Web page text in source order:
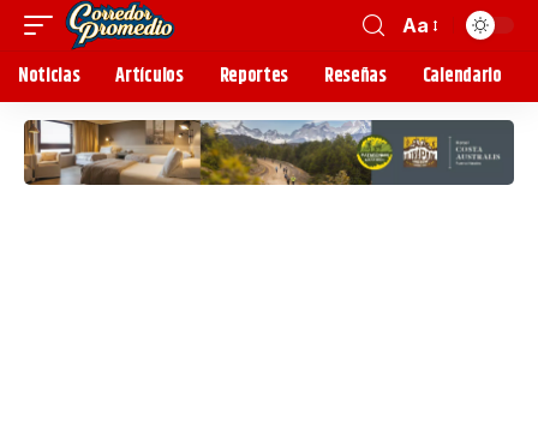
Aa
Noticias Artículos Reportes Reseñas Calendario